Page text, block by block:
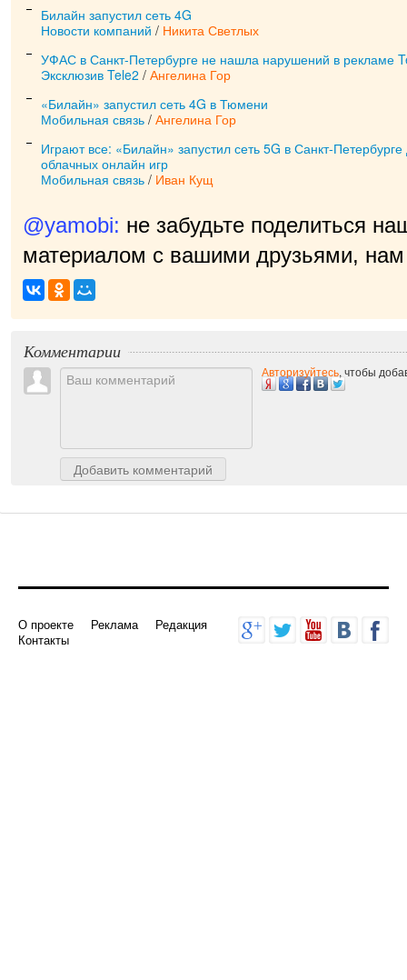
Билайн запустил сеть 4G
Новости компаний / Никита Светлых
УФАС в Санкт-Петербурге не нашла нарушений в рекламе
Эксклюзив Tele2 / Ангелина Гор
«Билайн» запустил сеть 4G в Тюмени
Мобильная связь / Ангелина Гор
Играют все: «Билайн» запустил сеть 5G в Санкт-
облачных онлайн игр
Мобильная связь / Иван Кущ
@yamobi: не забудьте поделиться
материалом с вашими друзьями,
Комментарии
Добавить комментарий
Авторизуйтесь, чтобы
О проекте Реклама
Редакция
Контакты